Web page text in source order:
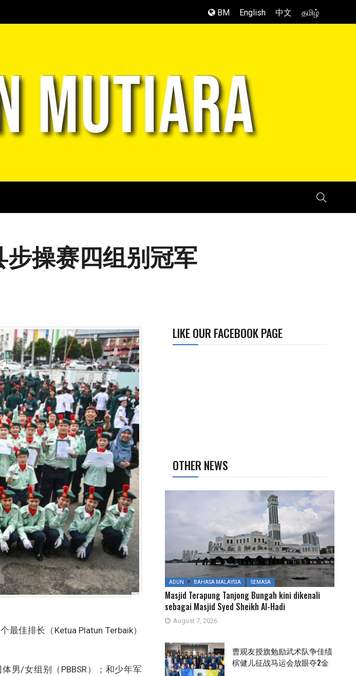
BM English 中文 தமிழ்
操赛四组别冠军
佳排长（Ketua Platun Terbaik）
男/女组别（PBBSR）；和少年军
LIKE OUR FACEBOOK PAGE
OTHER NEWS
ADUN BAHASA MALAYSIA SEMASA
Masjid Terapung Tanjong Bungah kini dikenali
sebagai Masjid Syed Sheikh Al-Hadi
August 7, 2026
曹观友授旗勉励武术队争佳绩
槟健儿征战马运会放眼夺2金